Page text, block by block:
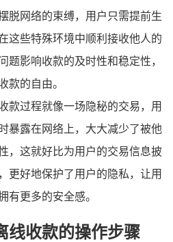
脱网络的束缚，用户只需提前生
这些特殊环境中顺利接收他人的
题影响收款的及时性和稳定性，
款的自由。
款过程就像一场隐秘的交易，用
暴露在网络上，大大减少了被他
，这就好比为用户的交易信息披
更好地保护了用户的隐私，让用
有更多的安全感。
线收款的操作步骤